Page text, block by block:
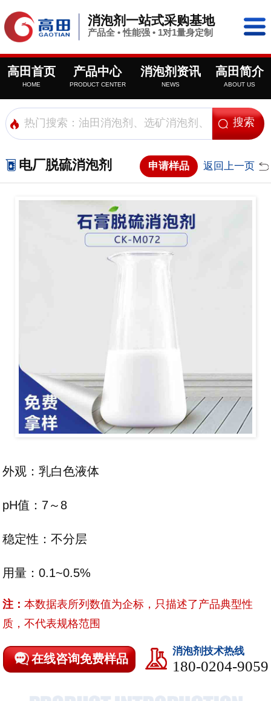
消泡剂一站式采购基地
产品全 • 性能强 • 1对1量身定制
高田首页
HOME
产品中心
PRODUCT CENTER
消泡剂资讯
NEWS
高田简介
ABOUT US
电厂脱硫消泡剂 申请样品 返回上一页
外观：乳白色液体
pH值：7～8
稳定性：不分层
用量：0.1~0.5%
注：本数据表所列数值为企标，只描述了产品典型性
质，不代表规格范围
在线咨询免费样品
消泡剂技术热线
180-0204-9059